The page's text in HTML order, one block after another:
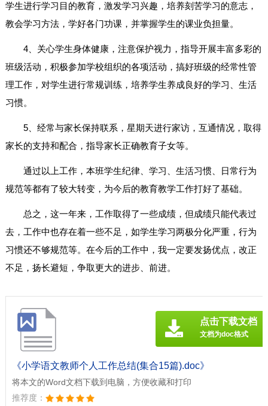
学生进行学习目的教育，激发学习兴趣，培养刻苦学习的意志，
教会学习方法，学好各门功课，并掌握学生的课业负担量。
4、关心学生身体健康，注意保护视力，指导开展丰富多彩的
班级活动，积极参加学校组织的各项活动，搞好班级的经常性管
理工作，对学生进行常规训练，培养学生养成良好的学习、生活
习惯。
5、经常与家长保持联系，星期天进行家访，互通情况，取得
家长的支持和配合，指导家长正确教育子女等。
通过以上工作，本班学生纪律、学习、生活习惯、日常行为
规范等都有了较大转变，为今后的教育教学工作打好了基础。
总之，这一年来，工作取得了一些成绩，但成绩只能代表过
去，工作中也存在着一些不足，如学生学习两极分化严重，行为
习惯还不够规范等。在今后的工作中，我一定要发扬优点，改正
不足，扬长避短，争取更大的进步、前进。
《小学语文教师个人工作总结(集合15篇).doc》
将本文的Word文档下载到电脑，方便收藏和打印
推荐度：
点击下载文档
文档为doc格式